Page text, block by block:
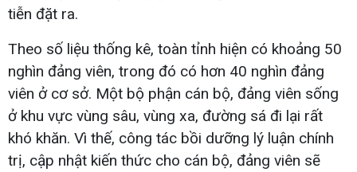
tiễn đặt ra.
Theo số liệu thống kê, toàn tỉnh hiện có khoảng 50
nghìn đảng viên, trong đó có hơn 40 nghìn đảng
viên ở cơ sở. Một bộ phận cán bộ, đảng viên sống
ở khu vực vùng sâu, vùng xa, đường sá đi lại rất
khó khăn. Vì thế, công tác bồi dưỡng lý luận chính
trị, cập nhật kiến thức cho cán bộ, đảng viên sẽ